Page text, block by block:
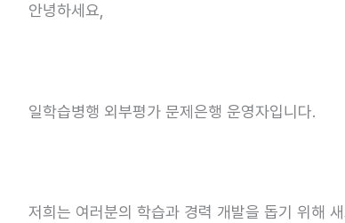
안녕하세요,
일학습병행 외부평가 문제은행 운영자입니다.
저희는 여러분의 학습과 경력 개발을 돕기 위해